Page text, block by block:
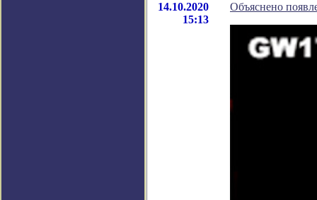
14.10.2020
15:13
Объяснено